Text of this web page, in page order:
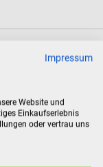
Impressum
Website und
Einkaufserlebnis
oder vertrau uns